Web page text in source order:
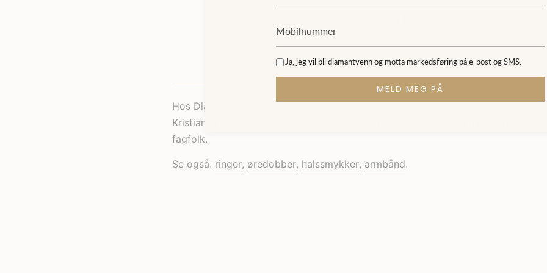
Ja, jeg vil bli diamantvenn og motta markedsføring på e-post og SMS.
MELD MEG PÅ
Hos Diamanthuset finner du et nøye utvalg innen januartilbud. Hos Diamanthuset
Kristiansand siden 2005 – handler du trygt, med sertifiserte diamanter, rask
fagfolk.
Se også: ringer, øredobber, halssmykker, armbånd.